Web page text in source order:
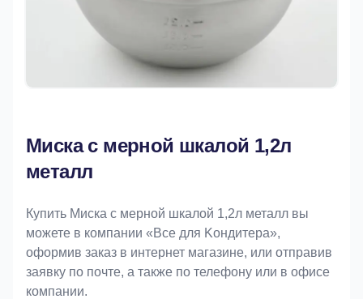
Миска с мерной шкалой 1,2л
металл
Купить Миска с мерной шкалой 1,2л металл вы
можете в компании «Bce для Koндитeрa»,
оформив заказ в интернет магазине, или отправив
заявку по почте, а также по телефону или в офисе
компании.